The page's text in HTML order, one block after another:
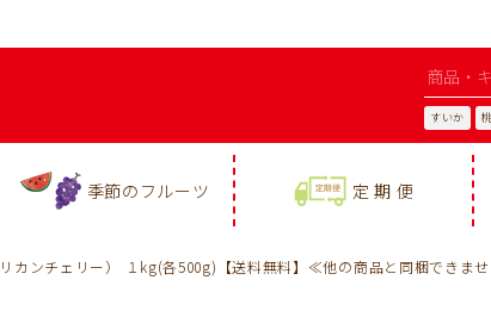
すいか 桃
季節のフルーツ 定 期 便
カンチェリー） １kg(各500g)【送料無料】≪他の商品と同梱できま